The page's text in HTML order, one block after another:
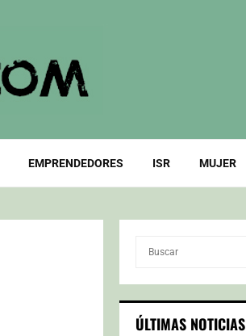
EMPRENDEDORES ISR MUJER
c
h
ÚLTIMAS NOTICIAS